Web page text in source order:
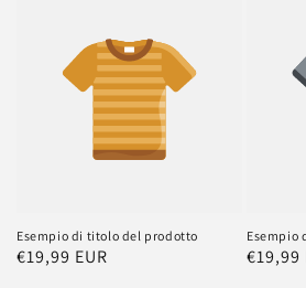
Esempio di titolo del prodotto
Prezzo
€19,99 EUR
Esempio
Prezzo
€19,99